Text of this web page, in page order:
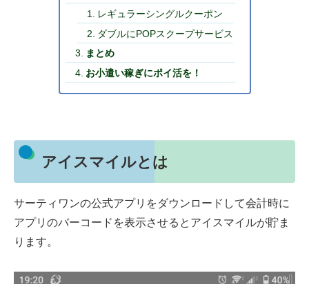
レギュラーシングルクーポン
ダブルにPOPスクープサービス
まとめ
お小遣い稼ぎにポイ活を！
アイスマイルとは
サーティワンの公式アプリをダウンロードして会計時に
アプリのバーコードを表示させるとアイスマイルが貯ま
ります。